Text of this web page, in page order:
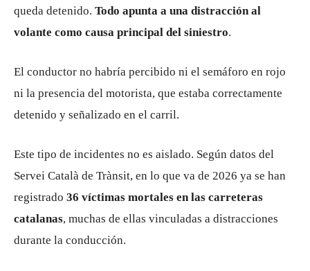
queda detenido. Todo apunta a una distracción al
volante como causa principal del siniestro.
El conductor no habría percibido ni el semáforo en rojo
ni la presencia del motorista, que estaba correctamente
detenido y señalizado en el carril.
Este tipo de incidentes no es aislado. Según datos del
Servei Català de Trànsit, en lo que va de 2026 ya se han
registrado 36 víctimas mortales en las carreteras
catalanas, muchas de ellas vinculadas a distracciones
durante la conducción.